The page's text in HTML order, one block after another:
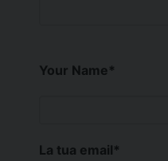
Your Name*
La tua email*